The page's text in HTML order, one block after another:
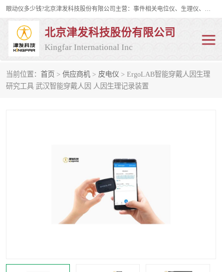
眼动仪多少钱?北京津发科技股份有限公司主营：事件相关电位仪、生理仪、肌电仪、脑电仪、皮电仪、眼动仪；是国家级高新技术企业、科技部认定的科技型中小企业和中关村高新技术企业，具备保密资格，具备自主进出口经营权；自主研发技术、产品与服务荣获多项省部级科学技术奖励、国家发明专利、国家软件著作权和省部级新技术新产品（服务）认证。
北京津发科技股份有限公司
Kingfar International Inc
当前位置： 首页 > 供应商机 > 皮电仪 > ErgoLAB智能穿戴人因生理
研究工具 武汉智能穿戴人因 人因生理记录装置
皮电仪 脑电仪
行为观察与表情分析 动作捕捉与生物力学
人机交互实验室
神经营销与消费行为实验 车俩与驾驶模拟